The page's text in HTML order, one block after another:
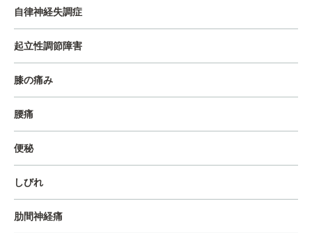
自律神経失調症
起立性調節障害
膝の痛み
腰痛
便秘
しびれ
肋間神経痛